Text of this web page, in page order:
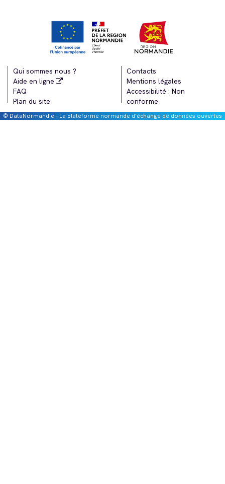
Qui sommes nous ?
Aide en ligne
FAQ
Plan du site
Contacts
Mentions légales
Accessibilité : Non
conforme
© DataNormandie - La plateforme normande d'échange de données ouvertes